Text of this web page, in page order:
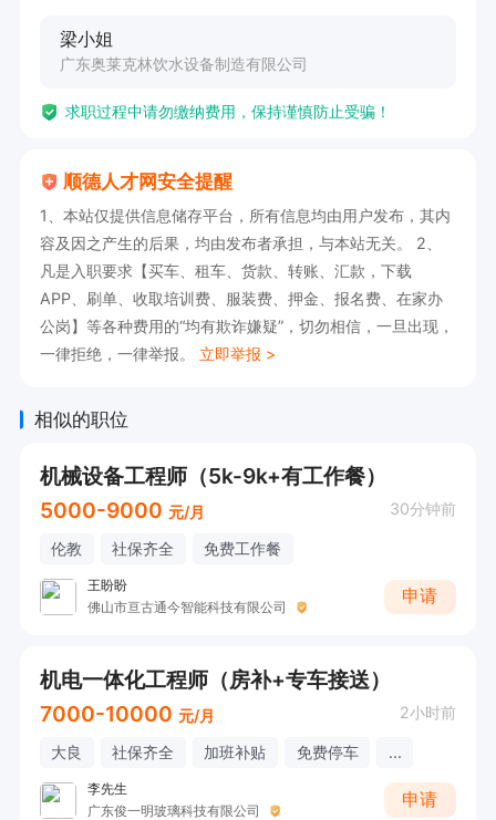
定的基础。
梁小姐
广东奥莱克林饮水设备制造有限公司
求职过程中请勿缴纳费用，保持谨慎防止受骗！
顺德人才网安全提醒
1、本站仅提供信息储存平台，所有信息均由用户发布，其内
容及因之产生的后果，均由发布者承担，与本站无关。 2、
凡是入职要求【买车、租车、货款、转账、汇款，下载
APP、刷单、收取培训费、服装费、押金、报名费、在家办
公岗】等各种费用的“均有欺诈嫌疑”，切勿相信，一旦出现，
一律拒绝，一律举报。 立即举报 >
相似的职位
机械设备工程师（5k-9k+有工作餐）
5000-9000 元/月 30分钟前
伦教 社保齐全 免费工作餐
王盼盼
佛山市亘古通今智能科技有限公司
申请
机电一体化工程师（房补+专车接送）
7000-10000 元/月 2小时前
大良 社保齐全 加班补贴 免费停车 ...
李先生
广东俊一明玻璃科技有限公司
申请